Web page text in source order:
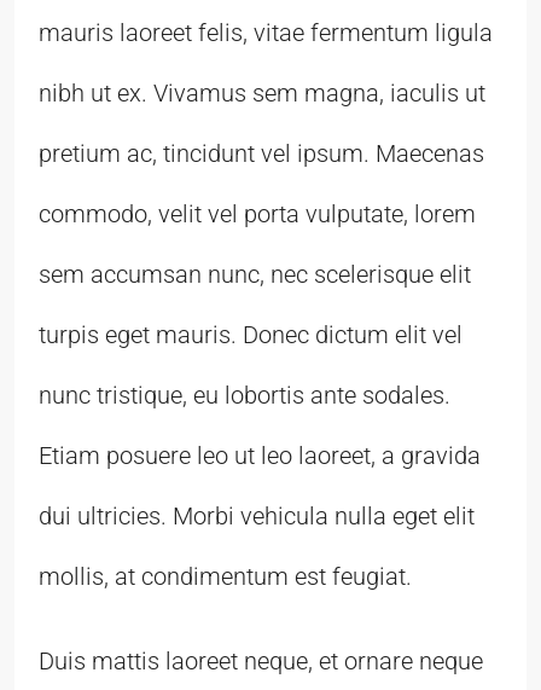
mauris laoreet felis, vitae fermentum ligula
nibh ut ex. Vivamus sem magna, iaculis ut
pretium ac, tincidunt vel ipsum. Maecenas
commodo, velit vel porta vulputate, lorem
sem accumsan nunc, nec scelerisque elit
turpis eget mauris. Donec dictum elit vel
nunc tristique, eu lobortis ante sodales.
Etiam posuere leo ut leo laoreet, a gravida
dui ultricies. Morbi vehicula nulla eget elit
mollis, at condimentum est feugiat.
Duis mattis laoreet neque, et ornare neque